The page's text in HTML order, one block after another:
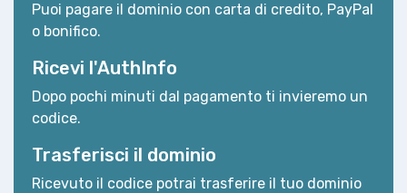
Puoi pagare il dominio con carta di credito, PayPal
o bonifico.
Ricevi l'AuthInfo
Dopo pochi minuti dal pagamento ti invieremo un
codice.
Trasferisci il dominio
Ricevuto il codice potrai trasferire il tuo dominio